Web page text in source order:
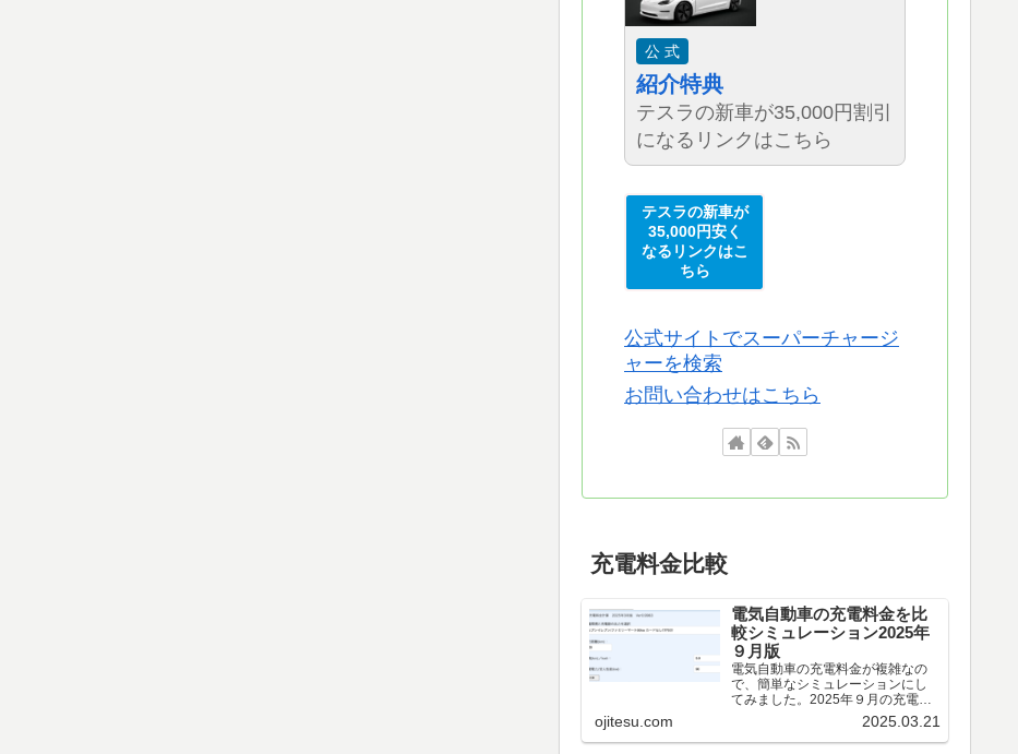
公 式
紹介特典
テスラの新車が35,000円割引
になるリンクはこちら
テスラの新車が
35,000円安く
なるリンクはこ
ちら
公式サイトでスーパーチャージ
ャーを検索
お問い合わせはこちら
充電料金比較
電気自動車の充電料金を比
較シミュレーション2025年
９月版
電気自動車の充電料金が複雑なの
で、簡単なシミュレーションにし
てみました。2025年９月の充電料
金比較シミュレーション電気自動
車を検討しているけれど、どの充
電器が料金が安いのか、時間がど
ojitesu.com 2025.03.21